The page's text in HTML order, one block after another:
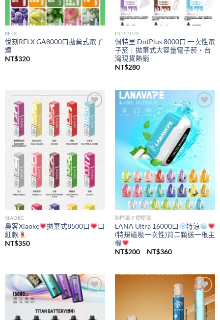
RELX
悅刻RELX GA8000口拋棄式電子
煙
NT$320
DOTPLUS
佩特里 DotPlus 8000口 一次性電
子菸｜拋棄式大容量電子菸・台
灣現貨熱銷
NT$280
Add to
wishlist
XIAOKE
梟客Xiaoke 拋棄式8500口
口
紅款
NT$350
Add to
wishlist
熱門電子煙煙彈
LANA Ultra 16000口
特涼
(特規磁吸一次性)買二顆送一根主
機
NT$200 – NT$360價
NT$200
到
NT$360
Add to
Add to
wishlist